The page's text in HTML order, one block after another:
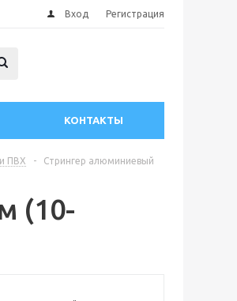
Вход Регистрация
КОНТАКТЫ
ПВХ -
Стрингер алюминиевый
(10-